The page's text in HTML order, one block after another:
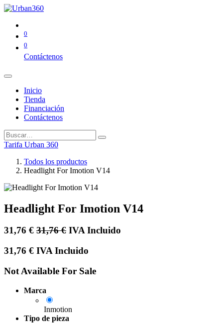
0
0
Contáctenos
Inicio
Tienda
Financiación
Contáctenos
Tarifa Urban 360
Todos los productos
Headlight For Imotion V14
Headlight For Imotion V14
31,76 € 31,76€ IVA Incluido
31,76 € IVA Incluido
Not Available For Sale
Marca
Inmotion
Tipo de pieza